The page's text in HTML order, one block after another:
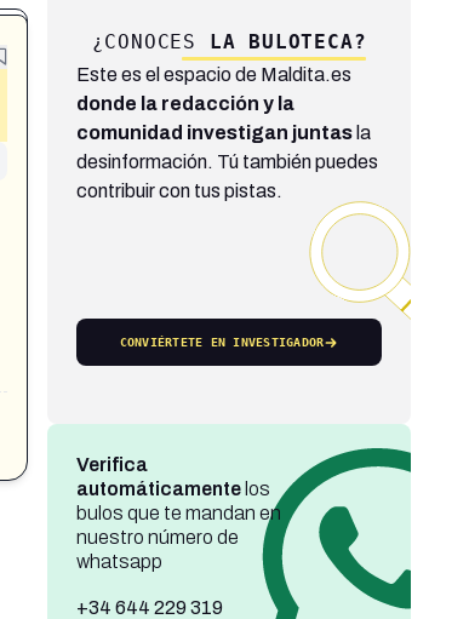
¿CONOCES LA BULOTECA?
Este es el espacio de Maldita.es
donde la redacción y la
comunidad investigan juntasla
desinformación. Tú también puedes
contribuir con tus pistas.
CONVIÉRTETE EN INVESTIGADOR
Verifica
automáticamentelos
bulos que te mandan en
nuestro número de
whatsapp
+34 644 229 319